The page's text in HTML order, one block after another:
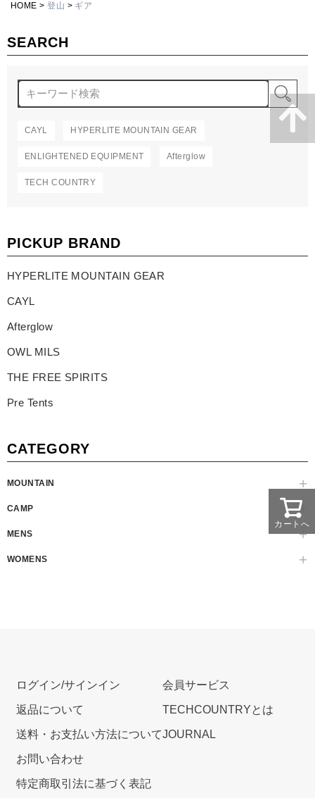
SEARCH
検
CAYL HYPERLITE MOUNTAIN GEAR
ENLIGHTENED EQUIPMENT Afterglow
TECH COUNTRY
PICKUP BRAND
HYPERLITE MOUNTAIN GEAR
CAYL
Afterglow
OWL MILS
THE FREE SPIRITS
Pre Tents
CATEGORY
MOUNTAIN
CAMP
MENS
WOMENS
HOME 登山 ギア
カートへ
ログイン/サインイン
返品について
送料・お支払い方法について
お問い合わせ
特定商取引法に基づく表記
会員サービス
TECHCOUNTRYとは
JOURNAL